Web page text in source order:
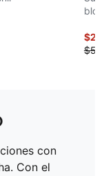
con
Con el